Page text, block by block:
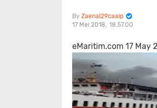
Zaenal29caaip
17 Mei 2018
18.57.00
eMaritim.com 17 May